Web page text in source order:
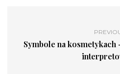
Symbole na kosmetykach